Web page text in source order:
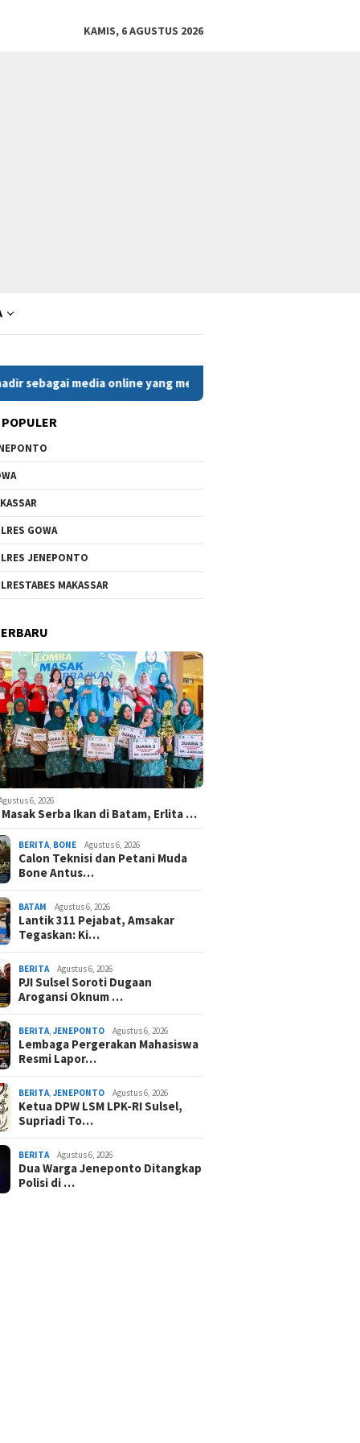
KAMIS, 6 AGUSTUS 2026
online yang menyajikan berita cepat, faktual, dan
GOWA
JENEPONTO
MAKASSAR
6, 2026
Serba Ikan di Batam, Erlita …
BERITA BONE Agustus 6, 2026
Calon Teknisi dan Petani Muda
Bone Antus…
BATAM Agustus 6, 2026
Lantik 311 Pejabat, Amsakar
Tegaskan: Ki…
BERITA Agustus 6, 2026
PJI Sulsel Soroti Dugaan
Arogansi Oknum …
BERITA ,JENEPONTO Agustus 6, 2026
Lembaga Pergerakan Mahasiswa
Resmi Lapor…
BERITA ,JENEPONTO Agustus 6, 2026
Ketua DPW LSM LPK-RI Sulsel,
Supriadi To…
BERITA Agustus 6, 2026
Dua Warga Jeneponto Ditangkap
Polisi di …